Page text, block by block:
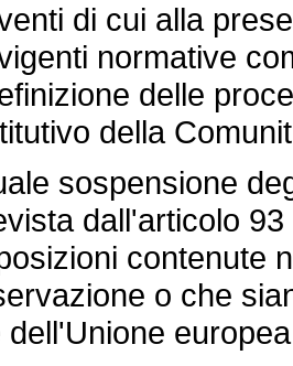
di cui alla
normative
delle
della
sospensione
dall'articolo
contenute
o che